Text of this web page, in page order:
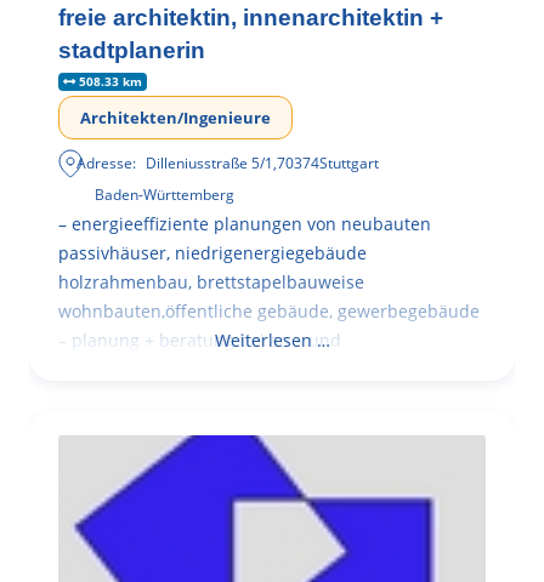
freie architektin, innenarchitektin +
stadtplanerin
508.33 km
Architekten/Ingenieure
Adresse: Dilleniusstraße 5/1,70374Stuttgart
Baden-Württemberg
– energieeffiziente planungen von neubauten
passivhäuser, niedrigenergiegebäude
holzrahmenbau, brettstapelbauweise
wohnbauten,öffentliche gebäude, gewerbegebäude
– planung + beratung bei an – und
Weiterlesen …